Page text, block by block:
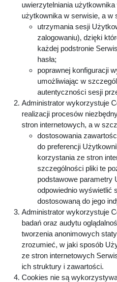
uwierzytelniania
użytkownika w serwisie, a w
utrzymania sesji
zalogowaniu), dzięki
każdej podstronie
hasła;
poprawnej konfiguracji
umożliwiając w
autentyczności sesji
Administrator wykorzystuje
realizacji procesów
stron internetowych, a w
dostosowania
do preferencji
korzystania ze stron
szczególności pliki te
podstawowe parametry
odpowiednio wyświetlić
dostosowaną do jego
Administrator wykorzystuje
badań oraz audytu
tworzenia anonimowych
zrozumieć, w jaki sposób
ze stron internetowych
ich struktury i zawartości.
Cookies nie są